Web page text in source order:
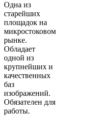
Одна из
старейших
площадок на
микростоковом
рынке.
Обладает
одной из
крупнейших и
качественных
баз
изображений.
Обязателен для
работы.